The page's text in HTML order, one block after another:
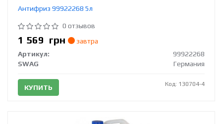
Антифриз 99922268 5л
0 отзывов
1 569 грн
завтра
Артикул:
99922268
SWAG
Германия
КУПИТЬ Код: 130704-4